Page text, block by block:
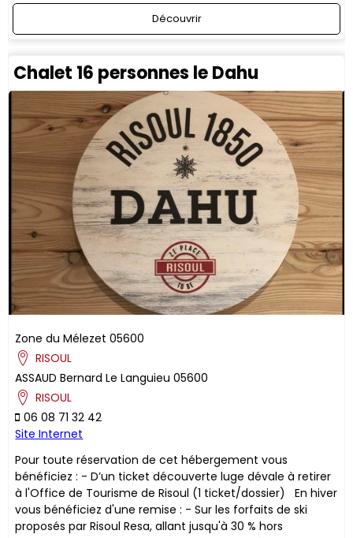
Découvrir
Chalet 16 personnes le Dahu
Zone du Mélezet 05600
RISOUL
ASSAUD Bernard Le Languieu 05600
RISOUL
06 08 71 32 42
Site Internet
Pour toute réservation de cet hébergement vous
bénéficiez : - D’un ticket découverte luge dévale à retirer
à l'Office de Tourisme de Risoul (1 ticket/dossier) En hiver
vous bénéficiez d'une remise : - Sur les forfaits de ski
proposés par Risoul Resa, allant jusqu'à 30 % hors